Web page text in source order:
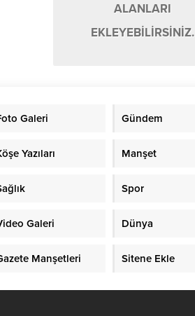
ALANLARI
EKLEYEBİLİRSİNİZ.
Galeri Gündem
Yazıları Manşet
Spor
Galeri Dünya
Manşetleri Sitene Ekle